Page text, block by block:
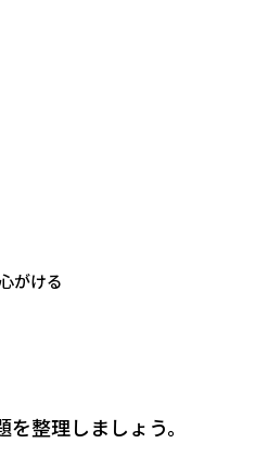
がける
整理しましょう。